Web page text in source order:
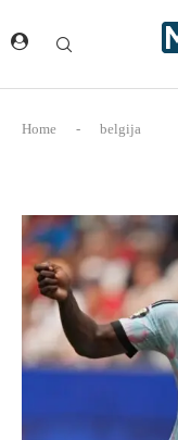
Home - belgija